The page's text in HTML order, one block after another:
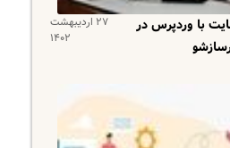
۲۷ اردیبهشت
۱۴۰۲
با وردپرس در